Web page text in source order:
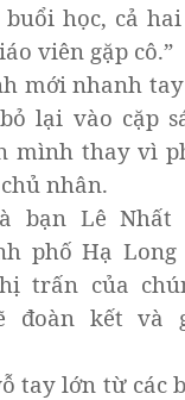
buổi học, cả
viên gặp cô.”
mới nhanh
lại vào cặp
mình thay vì
nhân.
bạn Lê Nhất
phố Hạ Long
trấn của
đoàn kết và
tay lớn từ các